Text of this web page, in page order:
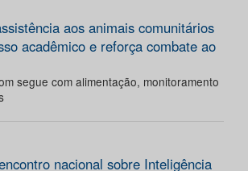
aos animais comunitários
acadêmico e reforça combate ao
segue com alimentação, monitoramento
nacional sobre Inteligência